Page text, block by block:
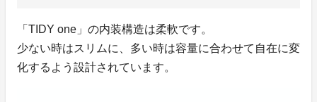
「TIDY one」の内装構造は柔軟です。
少ない時はスリムに、多い時は容量に合わせて自在に変
化するよう設計されています。